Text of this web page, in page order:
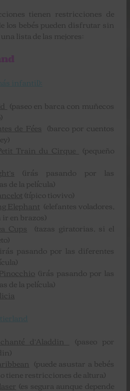
tienen restricciones de
los bebés pueden disfrutar sin
lista de las mejores:
infantil):
(paseo en barca con muñecos
de Fées (barco por cuentos
Train du Cirque (pequeño
(irás pasando por las
de la película)
(típico tiovivo)
Elephant (elefantes voladores,
ir en brazos)
Cups (tazas giratorias, si el
pasando por las diferentes
(irás pasando por las
de la película)
d’Aladdin
(paseo por
(puede asustar a bebés
tiene restricciones de altura)
(es segura aunque depende